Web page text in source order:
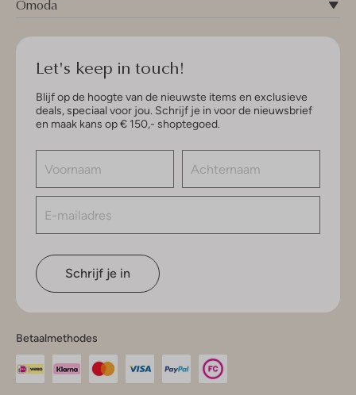
Omoda
Let's keep in touch!
Blijf op de hoogte van de nieuwste items en exclusieve
deals, speciaal voor jou. Schrijf je in voor de nieuwsbrief
en maak kans op € 150,- shoptegoed.
Schrijf je in
Betaalmethodes